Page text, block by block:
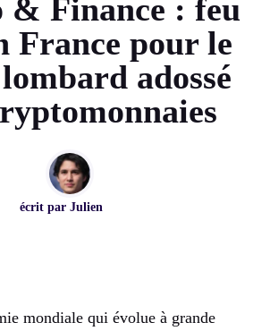
& Finance : feu
France pour le
adossé
écrit par Julien
mondiale qui évolue à grande